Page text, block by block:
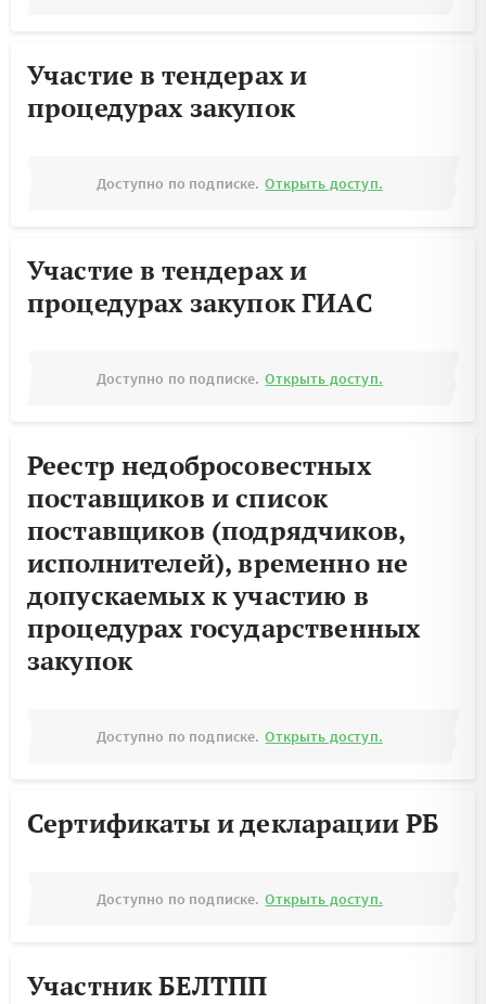
Участие в тендерах и
процедурах закупок
Доступно по подписке. Открыть доступ.
Участие в тендерах и
процедурах закупок ГИАС
Доступно по подписке. Открыть доступ.
Реестр недобросовестных
поставщиков и список
поставщиков (подрядчиков,
исполнителей), временно не
допускаемых к участию в
процедурах государственных
закупок
Доступно по подписке. Открыть доступ.
Сертификаты и декларации РБ
Доступно по подписке. Открыть доступ.
Участник БЕЛТПП